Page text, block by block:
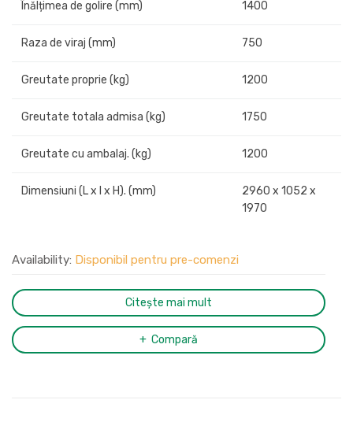
Înălțimea de golire (mm) 1400
Raza de viraj (mm) 750
Greutate proprie (kg) 1200
Greutate totala admisa (kg) 1750
Greutate cu ambalaj. (kg) 1200
Dimensiuni (L x l x H). (mm)
2960 x 1052 x
1970
Availability: Disponibil pentru pre-comenzi
Citește mai mult
Compară